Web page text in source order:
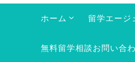
ホーム 留学エージ
無料留学相談お問い合